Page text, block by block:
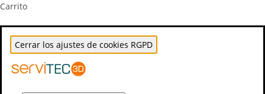
Carrito
Cerrar los ajustes de cookies RGPD